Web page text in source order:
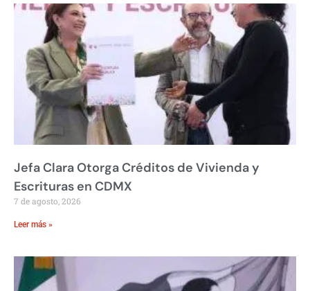
Jefa Clara Otorga Créditos de Vivienda y
Escrituras en CDMX
7 de agosto, 2026
Leer más »